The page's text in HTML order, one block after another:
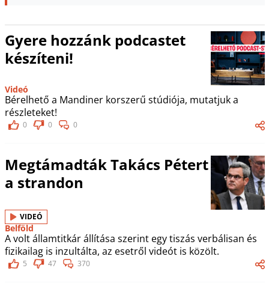
Gyere hozzánk podcastet
készíteni!
Videó
Bérelhető a Mandiner korszerű stúdiója, mutatjuk a
részleteket!
0 0 0
Megtámadták Takács Pétert
a strandon
VIDEÓ
Belföld
A volt államtitkár állítása szerint egy tiszás verbálisan és
fizikailag is inzultálta, az esetről videót is közölt.
5 47 370